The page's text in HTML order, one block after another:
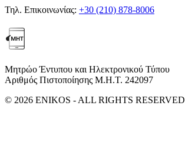
Τηλ. Επικοινωνίας: +30 (210) 878-8006
Μητρώο Έντυπου και Ηλεκτρονικού Τύπου
Αριθμός Πιστοποίησης Μ.Η.Τ. 242097
© 2026 ENIKOS - ALL RIGHTS RESERVED